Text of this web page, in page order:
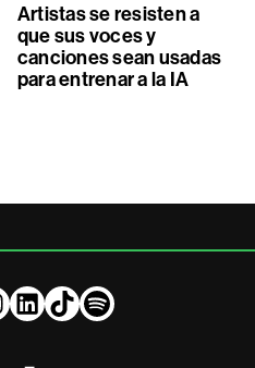
Artistas se resisten a
que sus voces y
canciones sean usadas
para entrenar a la IA